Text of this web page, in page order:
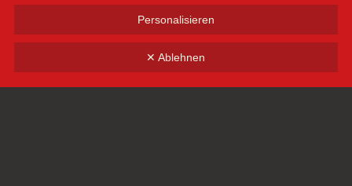
personenbezogenen Daten verwendet werden, um bestimmte
persönliche Aspekte, die sich auf eine natürliche Person
beziehen, zu bewerten, insbesondere, um Aspekte bezüglich
Personalisieren
✕ Ablehnen